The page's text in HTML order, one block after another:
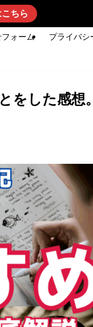
ちら
ォーム プライバシ
をした感想。